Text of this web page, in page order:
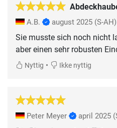
A.B. august 2025 (S-AH)
Sie musste sich noch nicht
aber einen sehr robusten
Nyttig • Ikke nyttig
Peter Meyer april 2025